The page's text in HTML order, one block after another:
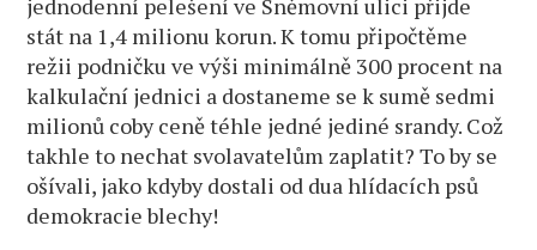
stát na 1,4 milionu korun. K tomu připočtěme
režii podničku ve výši minimálně 300 procent na
kalkulační jednici a dostaneme se k sumě sedmi
milionů coby ceně téhle jedné jediné srandy. Což
takhle to nechat svolavatelům zaplatit? To by se
ošívali, jako kdyby dostali od dua hlídacích psů
demokracie blechy!